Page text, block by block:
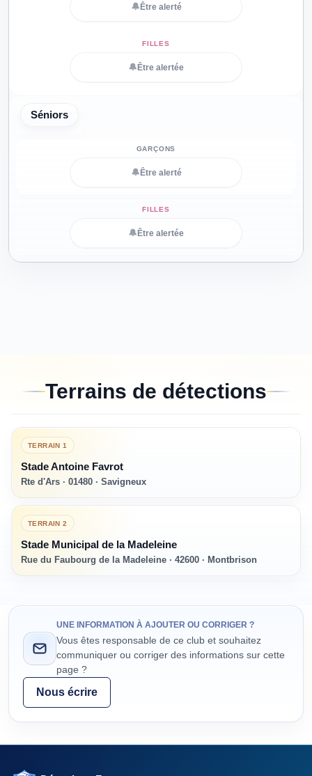
Terrains de détections
TERRAIN1
Stade Antoine Favrot
Rte d'Ars · 01480 · Savigneux
TERRAIN2
Stade Municipal de la Madeleine
Rue du Faubourg de la Madeleine · 42600 · Montbrison
🔔 Être alerté
🔔 Être alertée
Séniors
🔔 Être alerté
🔔 Être alertée
UNE INFORMATION À AJOUTER OU CORRIGER ?
Vous êtes responsable de ce club et souhaitez
communiquer ou corriger des informations sur cette
page ?
Nous écrire